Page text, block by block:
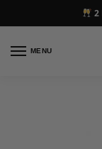
2
MENU